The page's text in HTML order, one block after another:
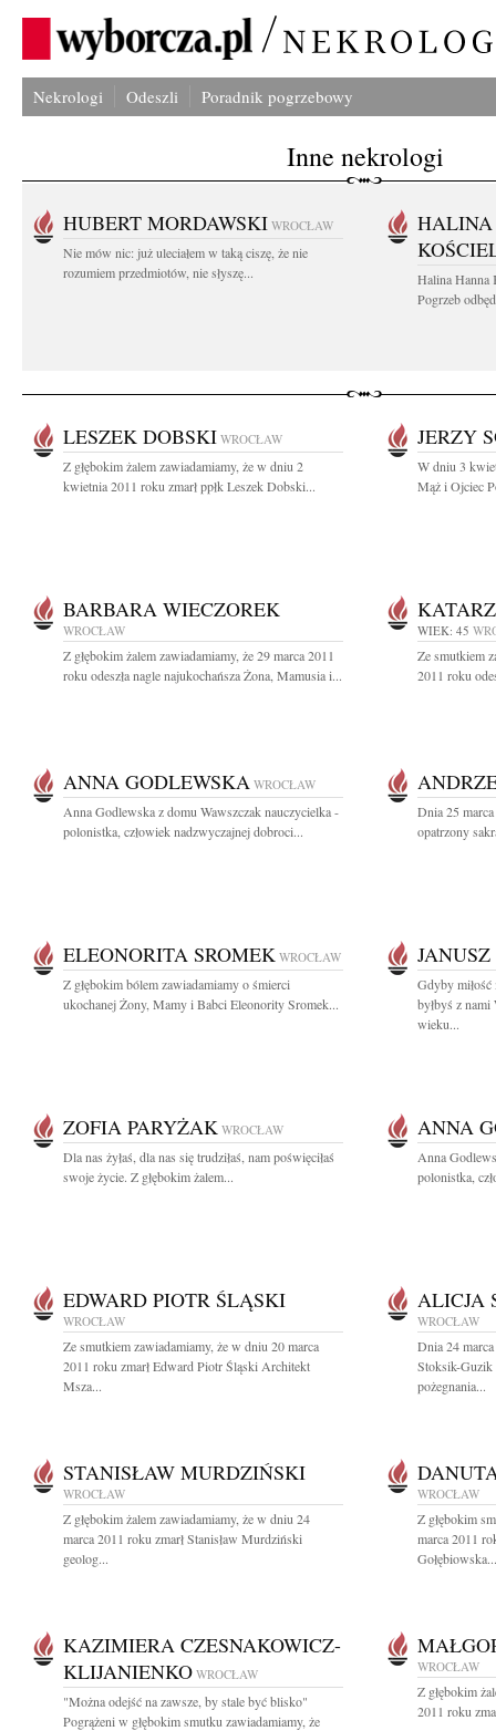
Nekrologi Odeszli Poradnik pogrzebowy
Inne nekrologi
HUBERT MORDAWSKI WROCŁAW
Nie mów nic: już uleciałem w taką ciszę, że nie
rozumiem przedmiotów, nie słyszę...
Halina Hanna
Pogrzeb
LESZEK DOBSKI WROCŁAW
Z głębokim żalem zawiadamiamy, że w dniu 2
kwietnia 2011 roku zmarł ppłk Leszek Dobski...
JERZY
W dniu 3
Mąż i Ojciec
BARBARA WIECZOREK
WROCŁAW
Z głębokim żalem zawiadamiamy, że 29 marca 2011
roku odeszła nagle najukochańsza Żona, Mamusia i...
WIEK: 45
Ze smutkiem
2011 roku
ANNA GODLEWSKA WROCŁAW
Anna Godlewska z domu Wawszczak nauczycielka -
polonistka, człowiek nadzwyczajnej dobroci...
Dnia 25
opatrzony
ELEONORITA SROMEK WROCŁAW
Z głębokim bólem zawiadamiamy o śmierci
ukochanej Żony, Mamy i Babci Eleonority Sromek...
Gdyby miłość
byłbyś z
wieku...
ZOFIA PARYŻAK WROCŁAW
Dla nas żyłaś, dla nas się trudziłaś, nam poświęciłaś
swoje życie. Z głębokim żalem...
ANNA
Anna
polonistka,
EDWARD PIOTR ŚLĄSKI
WROCŁAW
Ze smutkiem zawiadamiamy, że w dniu 20 marca
2011 roku zmarł Edward Piotr Śląski Architekt
Msza...
ALICJA
WROCŁAW
Dnia 24
Stoksik-Guzik
pożegnania...
STANISŁAW MURDZIŃSKI
WROCŁAW
Z głębokim żalem zawiadamiamy, że w dniu 24
marca 2011 roku zmarł Stanisław Murdziński
geolog...
WROCŁAW
Z głębokim
marca 2011
Gołębiowska...
KAZIMIERA CZESNAKOWICZ-
KLIJANIENKO WROCŁAW
"Można odejść na zawsze, by stale być blisko"
Pogrążeni w głębokim smutku zawiadamiamy, że
WROCŁAW
Z głębokim
2011 roku